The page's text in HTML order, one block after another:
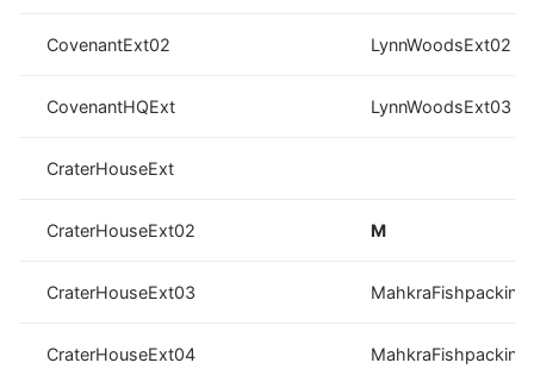
CovenantExt02 LynnWoodsExt02
CovenantHQExt LynnWoodsExt03
CraterHouseExt
CraterHouseExt02 M
CraterHouseExt03
CraterHouseExt04